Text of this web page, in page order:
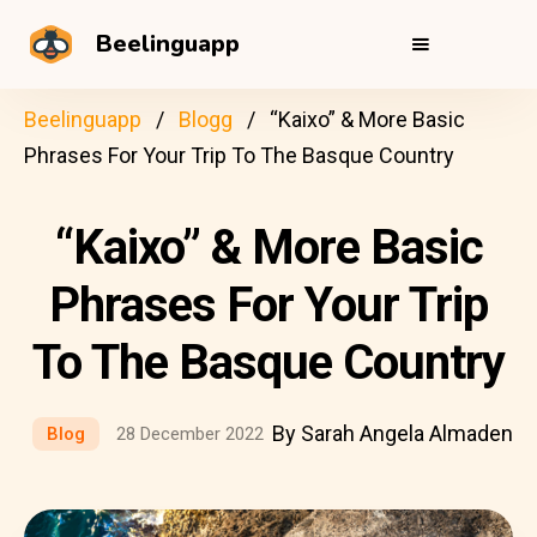
Beelinguapp
Beelinguapp Blogg
“Kaixo” & More Basic
Phrases For Your Trip To The Basque Country
“Kaixo” & More Basic
Phrases For Your Trip
To The Basque Country
Blog 28 December 2022 By Sarah Angela Almaden